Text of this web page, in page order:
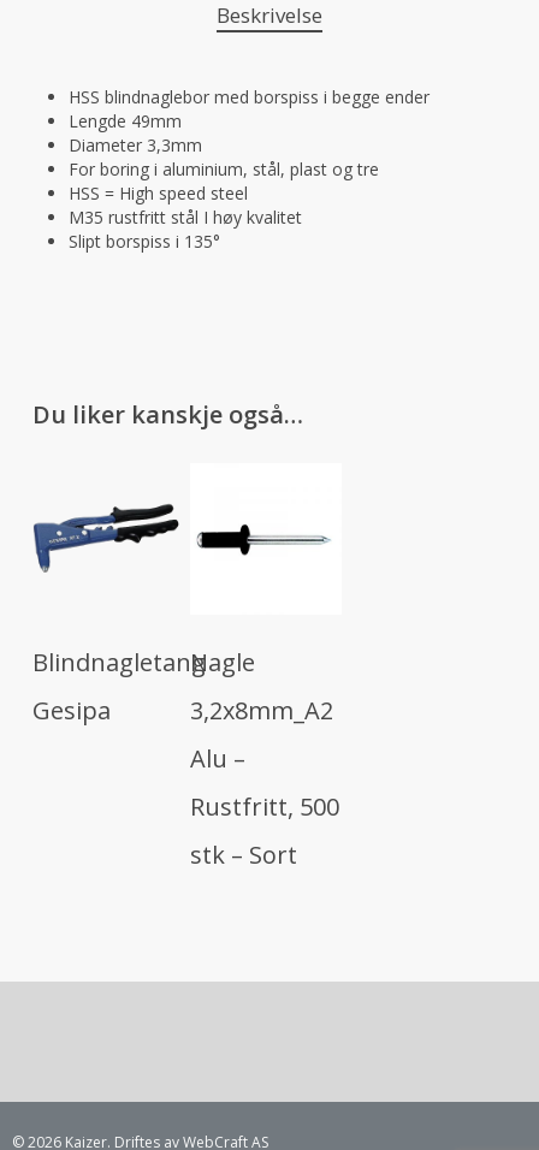
Beskrivelse
HSS blindnaglebor med borspiss i begge ender
Lengde 49mm
Diameter 3,3mm
For boring i aluminium, stål, plast og tre
HSS = High speed steel
M35 rustfritt stål I høy kvalitet
Slipt borspiss i 135°
Du liker kanskje også…
Blindnagletang
Gesipa
Nagle
3,2x8mm_A2
Alu –
Rustfritt, 500
stk – Sort
© 2026 Kaizer. Driftes av WebCraft AS